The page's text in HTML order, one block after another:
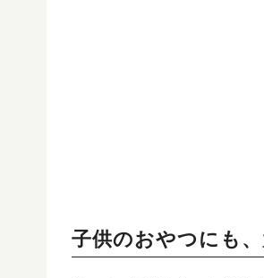
子供のおやつにも